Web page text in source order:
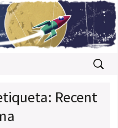
Buscar:
Recent